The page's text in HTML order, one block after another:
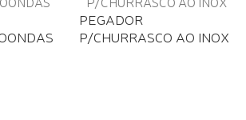
PEGADOR
P/CHURRASCO AO INOX